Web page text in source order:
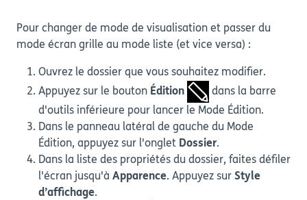
Pour changer de mode de visualisation et passer du
mode écran grille au mode liste (et vice versa) :
Ouvrez le dossier que vous souhaitez modifier.
Appuyez sur le bouton Édition
dans la barre
d'outils inférieure pour lancer le Mode Édition.
Dans le panneau latéral de gauche du Mode
Édition, appuyez sur l'onglet Dossier.
Dans la liste des propriétés du dossier, faites défiler
l'écran jusqu'à Apparence. Appuyez sur Style
d’affichage.